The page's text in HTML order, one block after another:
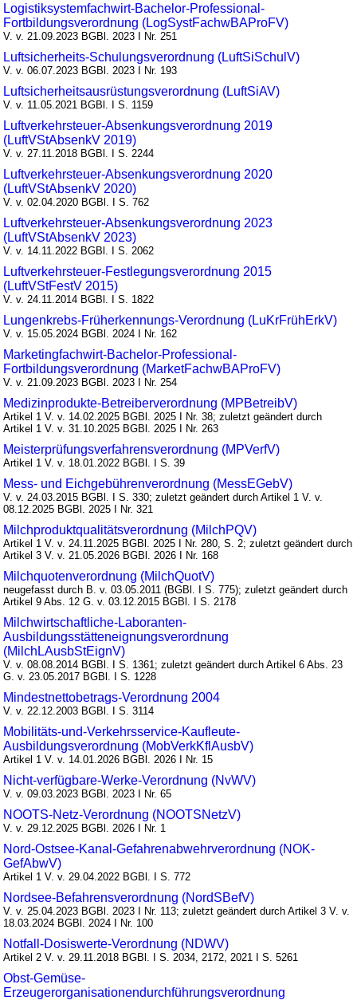
Logistiksystemfachwirt-Bachelor-Professional-
Fortbildungsverordnung (LogSystFachwBAProFV)
V. v. 21.09.2023 BGBl. 2023 I Nr. 251
Luftsicherheits-Schulungsverordnung (LuftSiSchulV)
V. v. 06.07.2023 BGBl. 2023 I Nr. 193
Luftsicherheitsausrüstungsverordnung (LuftSiAV)
V. v. 11.05.2021 BGBl. I S. 1159
Luftverkehrsteuer-Absenkungsverordnung 2019
(LuftVStAbsenkV 2019)
V. v. 27.11.2018 BGBl. I S. 2244
Luftverkehrsteuer-Absenkungsverordnung 2020
(LuftVStAbsenkV 2020)
V. v. 02.04.2020 BGBl. I S. 762
Luftverkehrsteuer-Absenkungsverordnung 2023
(LuftVStAbsenkV 2023)
V. v. 14.11.2022 BGBl. I S. 2062
Luftverkehrsteuer-Festlegungsverordnung 2015
(LuftVStFestV 2015)
V. v. 24.11.2014 BGBl. I S. 1822
Lungenkrebs-Früherkennungs-Verordnung (LuKrFrühErkV)
V. v. 15.05.2024 BGBl. 2024 I Nr. 162
Marketingfachwirt-Bachelor-Professional-
Fortbildungsverordnung (MarketFachwBAProFV)
V. v. 21.09.2023 BGBl. 2023 I Nr. 254
Medizinprodukte-Betreiberverordnung (MPBetreibV)
Artikel 1 V. v. 14.02.2025 BGBl. 2025 I Nr. 38; zuletzt geändert durch
Artikel 1 V. v. 31.10.2025 BGBl. 2025 I Nr. 263
Meisterprüfungsverfahrensverordnung (MPVerfV)
Artikel 1 V. v. 18.01.2022 BGBl. I S. 39
Mess- und Eichgebührenverordnung (MessEGebV)
V. v. 24.03.2015 BGBl. I S. 330; zuletzt geändert durch Artikel 1 V. v.
08.12.2025 BGBl. 2025 I Nr. 321
Milchproduktqualitätsverordnung (MilchPQV)
Artikel 1 V. v. 24.11.2025 BGBl. 2025 I Nr. 280, S. 2; zuletzt geändert durch
Artikel 3 V. v. 21.05.2026 BGBl. 2026 I Nr. 168
Milchquotenverordnung (MilchQuotV)
neugefasst durch B. v. 03.05.2011 (BGBl. I S. 775); zuletzt geändert durch
Artikel 9 Abs. 12 G. v. 03.12.2015 BGBl. I S. 2178
Milchwirtschaftliche-Laboranten-
Ausbildungsstätteneignungsverordnung
(MilchLAusbStEignV)
V. v. 08.08.2014 BGBl. I S. 1361; zuletzt geändert durch Artikel 6 Abs. 23
G. v. 23.05.2017 BGBl. I S. 1228
Mindestnettobetrags-Verordnung 2004
V. v. 22.12.2003 BGBl. I S. 3114
Mobilitäts-und-Verkehrsservice-Kaufleute-
Ausbildungsverordnung (MobVerkKflAusbV)
Artikel 1 V. v. 14.01.2026 BGBl. 2026 I Nr. 15
Nicht-verfügbare-Werke-Verordnung (NvWV)
V. v. 09.03.2023 BGBl. 2023 I Nr. 65
NOOTS-Netz-Verordnung (NOOTSNetzV)
V. v. 29.12.2025 BGBl. 2026 I Nr. 1
Nord-Ostsee-Kanal-Gefahrenabwehrverordnung (NOK-
GefAbwV)
Artikel 1 V. v. 29.04.2022 BGBl. I S. 772
Nordsee-Befahrensverordnung (NordSBefV)
V. v. 25.04.2023 BGBl. 2023 I Nr. 113; zuletzt geändert durch Artikel 3 V. v.
18.03.2024 BGBl. 2024 I Nr. 100
Notfall-Dosiswerte-Verordnung (NDWV)
Artikel 2 V. v. 29.11.2018 BGBl. I S. 2034, 2172, 2021 I S. 5261
Obst-Gemüse-
Erzeugerorganisationendurchführungsverordnung